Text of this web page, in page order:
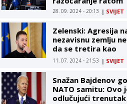
28. 09. 2024 - 20:13 | SVIJET
Zelenski: Agresija
nezavisnu zemlju
da se tretira kao
normalna stvar
11. 07. 2024 - 21:53 | SVIJET
Snažan Bajdenov
NATO samitu: Ovo
odlučujući trenutak